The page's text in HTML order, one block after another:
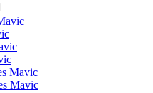
Mavic
Mavic